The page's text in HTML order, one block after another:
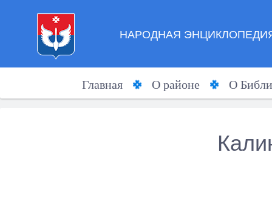
НАРОДНАЯ
Главная О районе О